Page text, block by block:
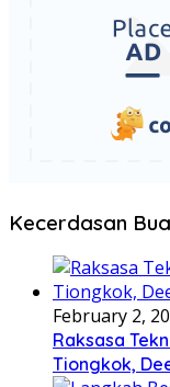
Kecerdasan
February 2,
Raksasa
Tiongkok,